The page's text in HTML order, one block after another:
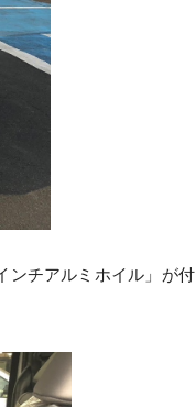
チアルミホイル」が